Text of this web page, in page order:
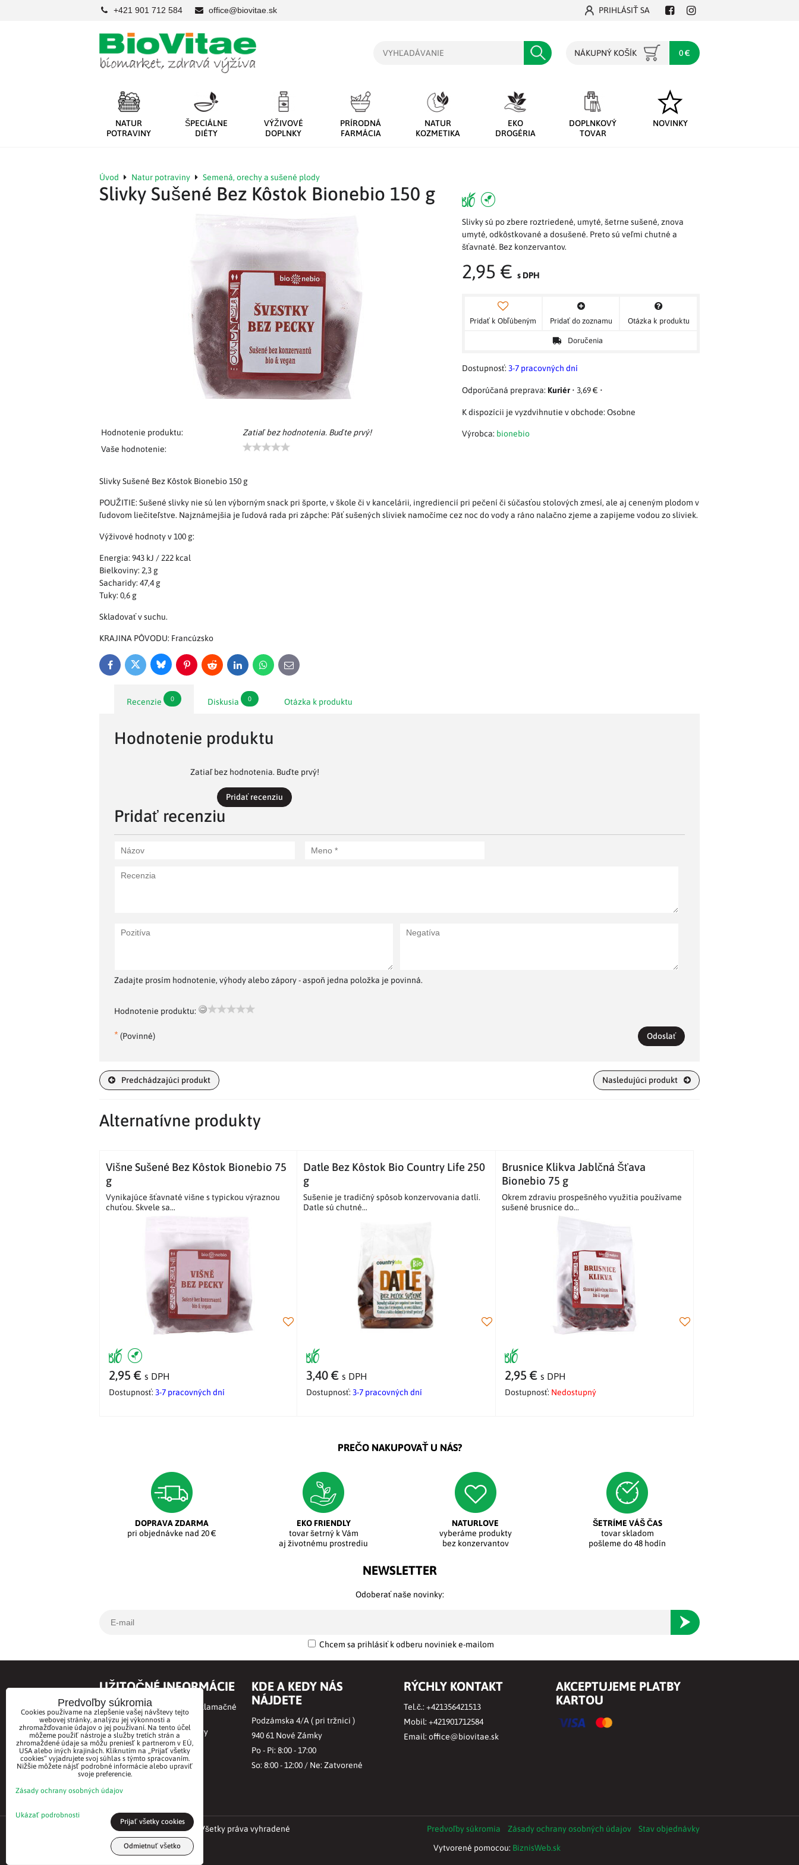
+421 901 712 584 office@biovitae.sk PRIHLÁSIŤ SA
FacebookInstagram
Hľadať NÁKUPNÝ KOŠÍK 0 €
NATUR
POTRAVINY
ŠPECIÁLNE
DIÉTY
VÝŽIVOVÉ
DOPLNKY
PRÍRODNÁ
FARMÁCIA
NATUR
KOZMETIKA
EKO
DROGÉRIA
DOPLNKOVÝ
TOVAR
NOVINKY
Úvod Natur potraviny Semená, orechy a sušené plody
Slivky Sušené Bez Kôstok Bionebio 150 g
Hodnotenie produktu:
Zatiaľ bez hodnotenia. Buďte prvý!
Vaše hodnotenie:
Slivky sú po zbere roztriedené, umyté, šetrne sušené, znova
umyté, odkôstkované a dosušené. Preto sú veľmi chutné a
šťavnaté. Bez konzervantov.
2,95 € s DPH
Pridať k Obľúbeným Pridať do zoznamu Otázka k produktu
Doručenia
Dostupnosť: 3-7 pracovných dní
Kuriér • 3,69 € •
Osobne
Výrobca: bionebio
Slivky Sušené Bez Kôstok Bionebio 150 g
POUŽITIE: Sušené slivky nie sú len výborným snack pri športe, v škole či v kancelárii, ingrediencií pri pečení či súčasťou stolových zmesí, ale aj ceneným plodom v
ľudovom liečiteľstve. Najznámejšia je ľudová rada pri zápche: Päť sušených sliviek namočíme cez noc do vody a ráno nalačno zjeme a zapijeme vodou zo sliviek.
Výživové hodnoty v 100 g:
Energia: 943 kJ / 222 kcal
Bielkoviny: 2,3 g
Sacharidy: 47,4 g
Tuky: 0,6 g
Skladovať v suchu.
KRAJINA PÔVODU: Francúzsko
FacebookTwitterBlueskyPinterestRedditLinkedInWhatsApp
E-
mail
Recenzie 0 Diskusia 0 Otázka k produktu
Hodnotenie produktu
Zatiaľ bez hodnotenia. Buďte prvý!
Pridať recenziu
Pridať recenziu
Zadajte prosím hodnotenie, výhody alebo zápory - aspoň jedna položka je povinná.
Hodnotenie produktu:
* (Povinné) Odoslať
Predchádzajúci produkt Nasledujúci produkt
Alternatívne produkty
Višne Sušené Bez Kôstok Bionebio 75
g
Vynikajúce šťavnaté višne s typickou výraznou
chuťou. Skvele sa...
2,95 € s DPH
Dostupnosť: 3-7 pracovných dní
Datle Bez Kôstok Bio Country Life 250
g
Sušenie je tradičný spôsob konzervovania datlí.
Datle sú chutné...
3,40 €s DPH
Dostupnosť: 3-7 pracovných dní
Brusnice Klikva Jablčná Šťava
Bionebio 75 g
Okrem zdraviu prospešného využitia používame
sušené brusnice do...
2,95 € s DPH
Dostupnosť: Nedostupný
PREČO NAKUPOVAŤ U NÁS?
DOPRAVA ZDARMA
pri objednávke nad 20 €
EKO FRIENDLY
tovar šetrný k Vám
aj životnému prostrediu
NATURLOVE
vyberáme produkty
bez konzervantov
ŠETRÍME VÁŠ ČAS
tovar skladom
pošleme do 48 hodín
NEWSLETTER
Odoberať naše novinky:
Odoberať
Chcem sa prihlásiť k odberu noviniek e-mailom
UŽITOČNÉ INFORMÁCIE
Obchodné podmienky a Reklamačné
podmienky
Online odstúpenie od zmluvy
Ochrana osobných údajov
BioVitae príbeh
Kontakt
KDE A KEDY NÁS
NÁJDETE
Podzámska 4/A ( pri tržnici )
940 61 Nové Zámky
Po - Pi: 8:00 - 17:00
So: 8:00 - 12:00 / Ne: Zatvorené
RÝCHLY KONTAKT
Tel.č.: +421356421513
Mobil: +421901712584
Email: office@biovitae.sk
AKCEPTUJEME PLATBY
KARTOU
©2021 BioVitae biomarket. Všetky práva vyhradené Predvoľby súkromia Zásady ochrany osobných údajov
Stav objednávky
Vytvorené pomocou: BiznisWeb.sk
Predvoľby súkromia
Cookies používame na zlepšenie vašej návštevy tejto
webovej stránky, analýzu jej výkonnosti a
zhromažďovanie údajov o jej používaní. Na tento účel
môžeme použiť nástroje a služby tretích strán a
zhromaždené údaje sa môžu preniesť k partnerom v EÚ,
USA alebo iných krajinách. Kliknutím na „Prijať všetky
cookies“ vyjadrujete svoj súhlas s týmto spracovaním.
Nižšie môžete nájsť podrobné informácie alebo upraviť
svoje preferencie.
Zásady ochrany osobných údajov
Ukázať podrobnosti
Prijať všetky cookies
Odmietnuť všetko